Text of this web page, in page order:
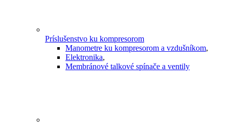
Príslušenstvo ku kompresorom
Manometre ku kompresorom a vzdušníkom,
Elektronika,
Membránové talkové spínače a ventily